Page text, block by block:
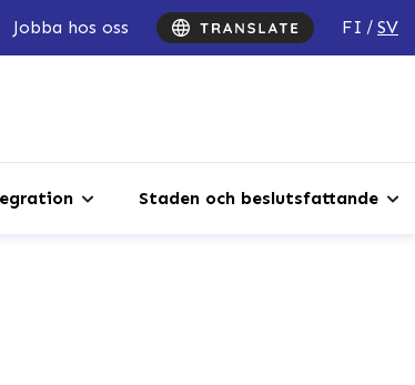
Jobba hos oss FI SV
Staden och beslutsfattande